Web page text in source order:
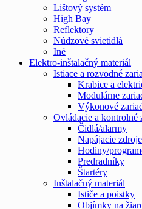
Lištový systém
High Bay
Reflektory
Núdzové svietidlá
Iné
Elektro-inštalačný materiál
Istiace a rozvodné
Krabice a
Modulárne
Výkonové
Ovládacie a kontrolné
Čidlá/alarmy
Napájacie zdroje
Hodiny/
Predradníky
Štartéry
Inštalačný materiál
Ističe a poistky
Objímky na